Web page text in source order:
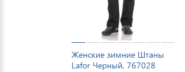
Женские зимние Штаны
Lafor Черный, 767028